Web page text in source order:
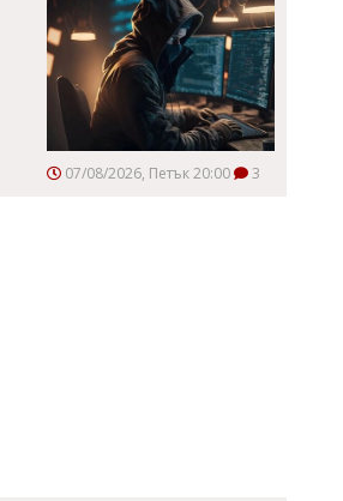
07/08/2026, Петък 20:00 3